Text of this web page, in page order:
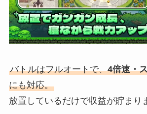
バトルはフルオートで、4倍速・
にも対応。
放置しているだけで収益が貯まり